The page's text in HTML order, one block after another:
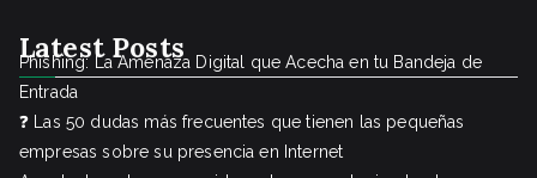
Latest Posts
Phishing: La Amenaza Digital que Acecha en tu Bandeja de
Entrada
❓ Las 50 dudas más frecuentes que tienen las pequeñas
empresas sobre su presencia en Internet